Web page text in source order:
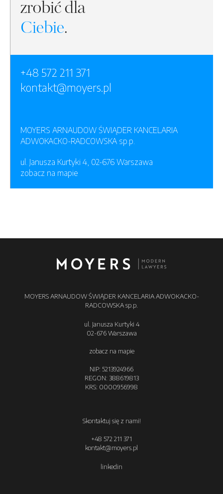
zrobić dla
Ciebie.
+48 572 211 371
kontakt@moyers.pl
MOYERS ARNAUDOW ŚWIĄDER KANCELARIA
ADWOKACKO-RADCOWSKA sp.p.
ul. Janusza Kurtyki 4, 02-676 Warszawa
zobacz na mapie
MOYERS ARNAUDOW ŚWIĄDER KANCELARIA ADWOKACKO-
RADCOWSKA sp.p.
ul. Janusza Kurtyki 4
02-676 Warszawa
zobacz na mapie
NIP: 5213924966
REGON: 388619813
KRS: 0000956998
Skontaktuj się z nami!
+48 572 211 371
kontakt@moyers.pl
linkedin